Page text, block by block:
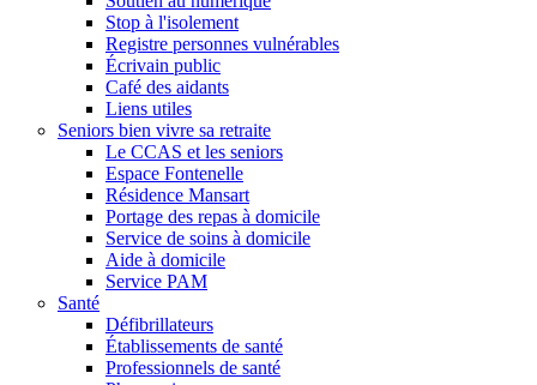
Stop à l'isolement
Registre personnes vulnérables
Écrivain public
Café des aidants
Liens utiles
Seniors bien vivre sa retraite
Le CCAS et les seniors
Espace Fontenelle
Résidence Mansart
Portage des repas à domicile
Service de soins à domicile
Aide à domicile
Service PAM
Santé
Défibrillateurs
Établissements de santé
Professionnels de santé